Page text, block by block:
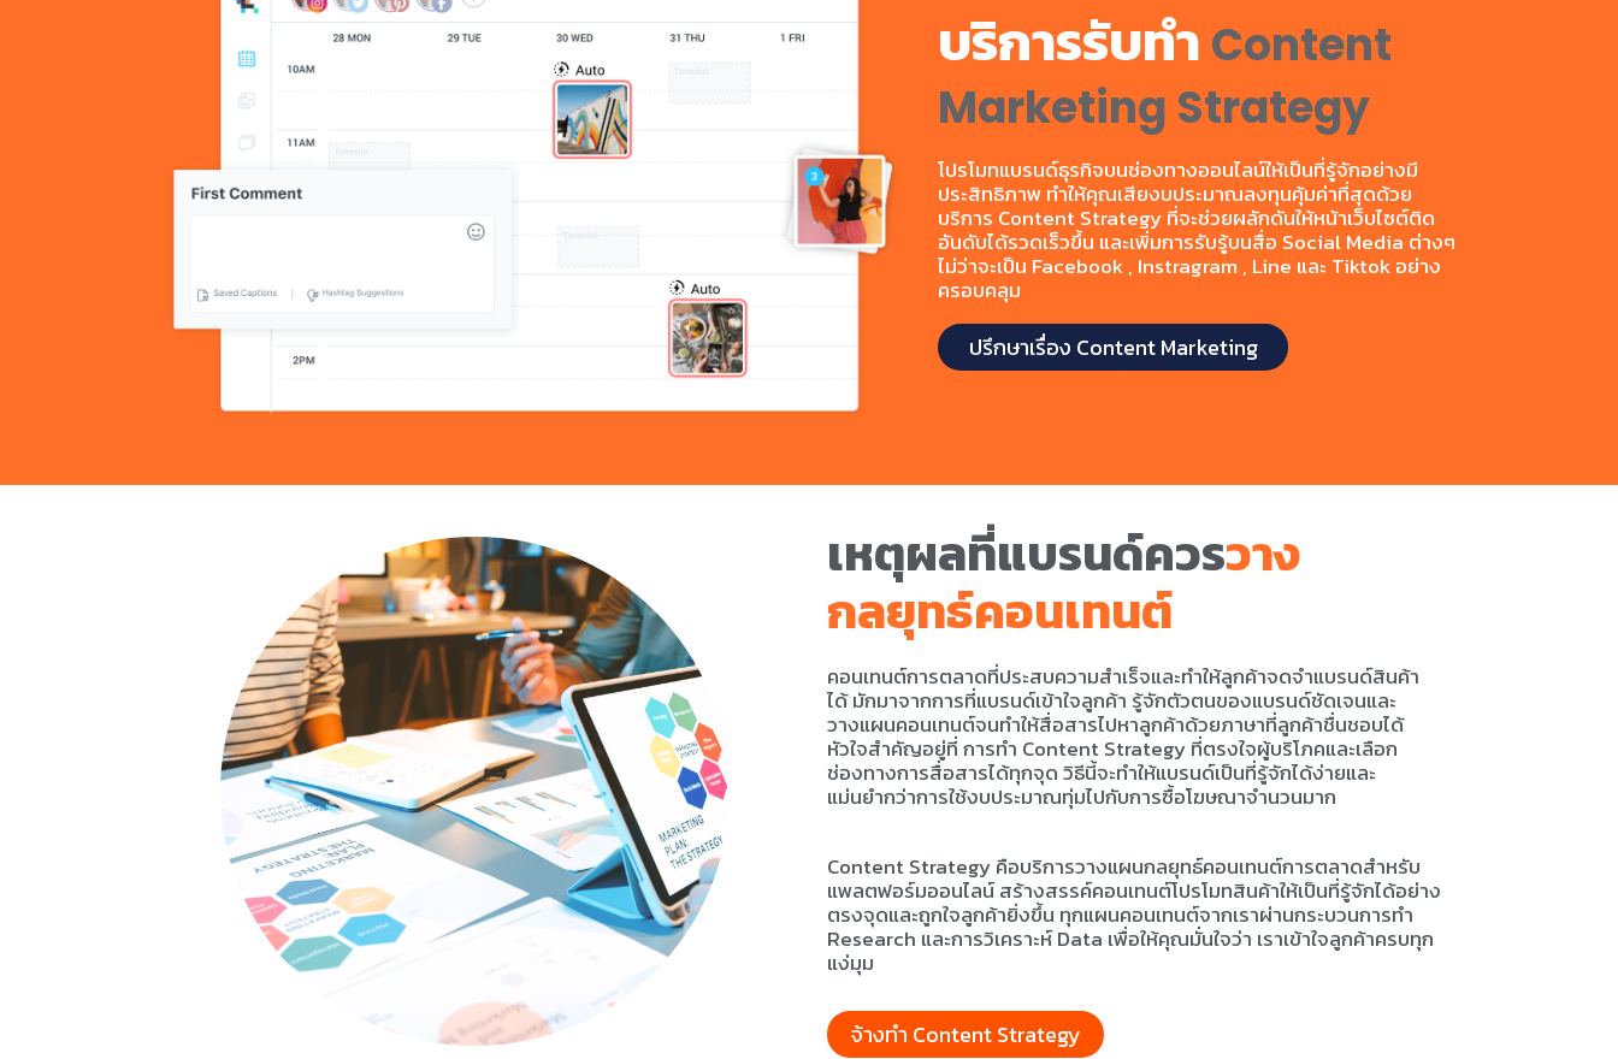
บริการรับทำ Content
Marketing Strategy
โปรโมทแบรนด์ธุรกิจบนช่องทางออนไลน์ให้เป็นที่รู้จักอย่างมี
ประสิทธิภาพ ทำให้คุณเสียงบประมาณลงทุนคุ้มค่าที่สุดด้วย
บริการ Content Strategy ที่จะช่วยผลักดันให้หน้าเว็บไซต์ติด
อันดับได้รวดเร็วขึ้น และเพิ่มการรับรู้บนสื่อ Social Media ต่างๆ
ไม่ว่าจะเป็น Facebook , Instragram , Line และ Tiktok อย่าง
ครอบคลุม
ปรึกษาเรื่อง Content Marketing
เหตุผลที่แบรนด์ควรวาง
กลยุทธ์คอนเทนต์
คอนเทนต์การตลาดที่ประสบความสำเร็จและทำให้ลูกค้าจดจำแบรนด์สินค้า
ได้ มักมาจากการที่แบรนด์เข้าใจลูกค้า รู้จักตัวตนของแบรนด์ชัดเจนและ
วางแผนคอนเทนต์จนทำให้สื่อสารไปหาลูกค้าด้วยภาษาที่ลูกค้าชื่นชอบได้
หัวใจสำคัญอยู่ที่ การทำ Content Strategy ที่ตรงใจผู้บริโภคและเลือก
ช่องทางการสื่อสารได้ทุกจุด วิธีนี้จะทำให้แบรนด์เป็นที่รู้จักได้ง่ายและ
แม่นยำกว่าการใช้งบประมาณทุ่มไปกับการซื้อโฆษณาจำนวนมาก
Content Strategy คือบริการวางแผนกลยุทธ์คอนเทนต์การตลาดสำหรับ
แพลตฟอร์มออนไลน์ สร้างสรรค์คอนเทนต์โปรโมทสินค้าให้เป็นที่รู้จักได้อย่าง
ตรงจุดและถูกใจลูกค้ายิ่งขึ้น ทุกแผนคอนเทนต์จากเราผ่านกระบวนการทำ
Research และการวิเคราะห์ Data เพื่อให้คุณมั่นใจว่า เราเข้าใจลูกค้าครบทุก
แง่มุม
จ้างทำ Content Strategy